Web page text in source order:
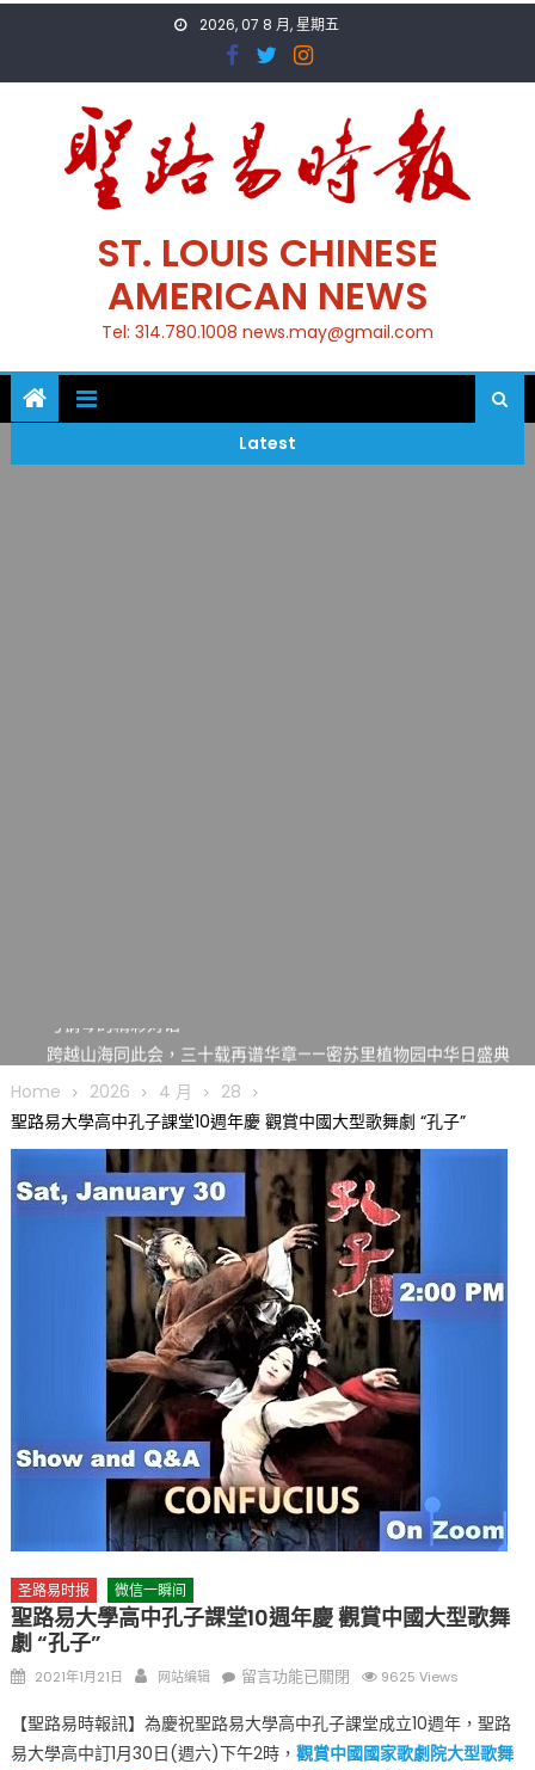
2026, 07 8 月, 星期五
ST. LOUIS CHINESE
AMERICAN NEWS
Tel: 314.780.1008 news.may@gmail.com
Latest
跨越山海同此会，三十载再谱华章——密苏里植物园中华日盛典
圣路易龙舟俱乐部5月16日龙舟体验日 邀请各界亲身体验划行乐
趣 + 水上竞速魅力
三十二载跨越时空的相逢
执掌密苏里植物园近四十年 致力推动全球植物多样性研究与中美
合作 Peter Raven 博士逝世 享年89岁
一晃三十年，初夏又相逢。中华日，等你来赴约 —— 密苏里植物
园“中华日三十周年特别报道（五）
筝声与琴韵交汇：刘励(Li Statler)与钢琴家Darek演绎一场古筝
与钢琴的精彩对话
Home 2026 4 月
28
聖路易大學高中孔子課堂10週年慶 觀賞中國大型歌舞劇 “孔子”
圣路易时报 微信一瞬间
聖路易大學高中孔子課堂10週年慶 觀賞中國大型歌舞
劇 “孔子”
Posted
2021年1月21日 Author
网站编辑
在
路
易
留言功能已關閉 9625 Views
【聖路易時報訊】為慶祝聖路易大學高中孔子課堂成立10週年，聖路
易大學高中訂1月30日(週六)下午2時， 觀賞中國國家歌劇院大型歌舞